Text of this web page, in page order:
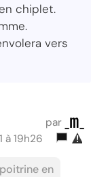
chiplet.
vers
par _m_
à 19h26
en